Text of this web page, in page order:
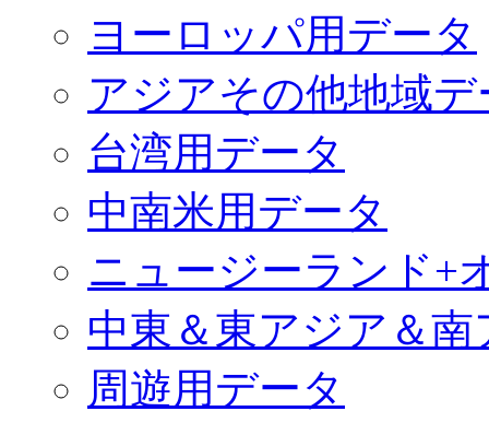
ヨーロッパ用データ
アジアその他地域デ
台湾用データ
中南米用データ
ニュージーランド+
中東＆東アジア＆
周遊用データ